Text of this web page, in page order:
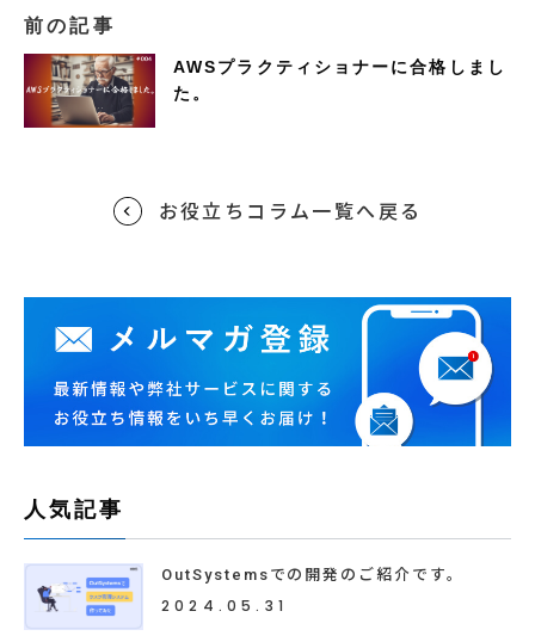
前の記事
AWSプラクティショナーに合格しまし
た。
お役立ちコラム一覧へ戻る
人気記事
OutSystemsでの開発のご紹介です。
2024.05.31